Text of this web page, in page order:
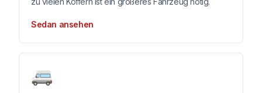
Sedan ansehen
🚐